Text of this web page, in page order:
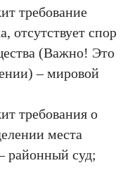
требование
отсутствует спор
(Важно! Это
– мировой
требования о
места
районный суд;